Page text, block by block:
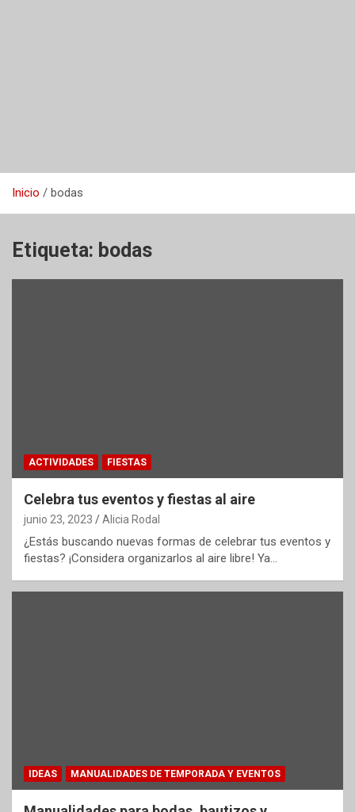
Inicio bodas
Etiqueta: bodas
ACTIVIDADES FIESTAS
Celebra tus eventos y fiestas al aire
junio 23, 2023 Alicia Rodal
¿Estás buscando nuevas formas de celebrar tus eventos y
fiestas? ¡Considera organizarlos al aire libre! Ya…
IDEAS MANUALIDADES DE TEMPORADA Y EVENTOS